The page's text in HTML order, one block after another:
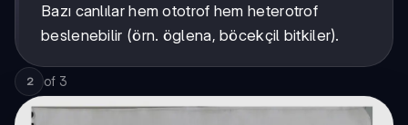
Bazı canlılar hem ototrof hem heterotrof
beslenebilir (örn. öglena, böcekçil bitkiler).
2 of 3